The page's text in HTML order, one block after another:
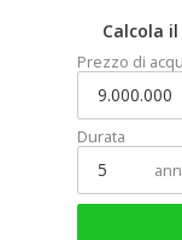
Calcola
Prezzo di
Durata